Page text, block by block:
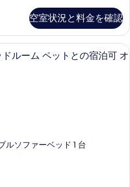
空室状況と料金を確認
プレジデンシャル ヴィラ 2 ベッド
ルーム ペットとの宿泊可 オ
ルソファーベッド 1 台